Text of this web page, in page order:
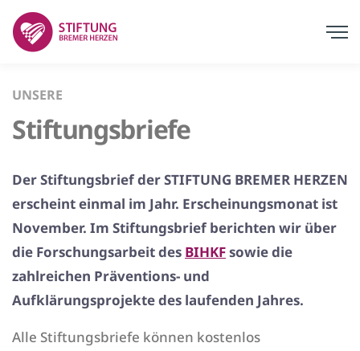
UNSERE
Stiftungsbriefe
Der Stiftungsbrief der STIFTUNG BREMER HERZEN
erscheint einmal im Jahr. Erscheinungsmonat ist
November. Im Stiftungsbrief berichten wir über
die Forschungsarbeit des BIHKFsowie die
zahlreichen Präventions- und
Aufklärungsprojekte des laufenden Jahres.
Alle Stiftungsbriefe können kostenlos